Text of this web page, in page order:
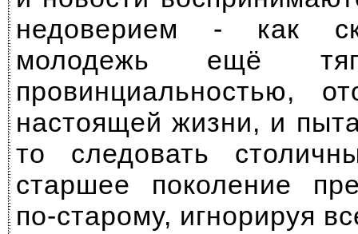
недоверием - как
молодежь ещё
провинциальностью,
настоящей жизни, и
то следовать
старшее поколение
по-старому, игнорируя